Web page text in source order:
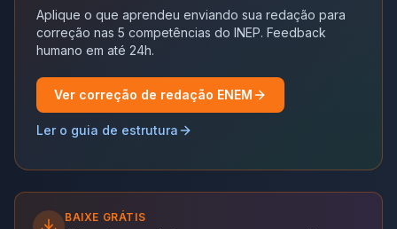
Aplique o que aprendeu enviando sua redação para
correção nas 5 competências do INEP. Feedback
humano em até 24h.
Ver correção de redação ENEM
Ler o guia de estrutura
BAIXE GRÁTIS